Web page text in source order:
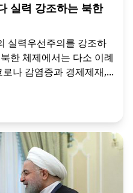
실력 강조하는 북한
실력우선주의를 강조하
한 체제에서는 다소 이례
나 감염증과 경제제재,...